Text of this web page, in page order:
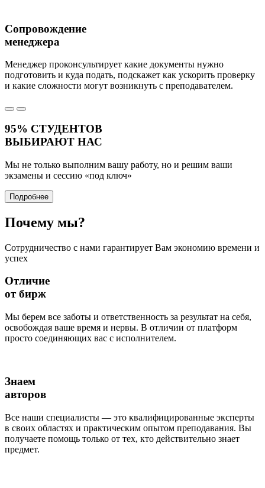
Сопровождение
менеджера
Менеджер проконсультирует какие документы нужно
подготовить и куда подать, подскажет как ускорить проверку
и какие сложности могут возникнуть с преподавателем.
95% СТУДЕНТОВ
ВЫБИРАЮТ НАС
Мы не только выполним вашу работу, но и решим ваши
экзамены и сессию «под ключ»
Подробнее
Почему мы?
Сотрудничество с нами гарантирует Вам экономию времени и
успех
Отличие
от бирж
Мы берем все заботы и ответственность за результат на себя,
освобождая ваше время и нервы. В отличии от платформ
просто соединяющих вас с исполнителем.
Знаем
авторов
Все наши специалисты — это квалифицированные эксперты
в своих областях и практическим опытом преподавания. Вы
получаете помощь только от тех, кто действительно знает
предмет.